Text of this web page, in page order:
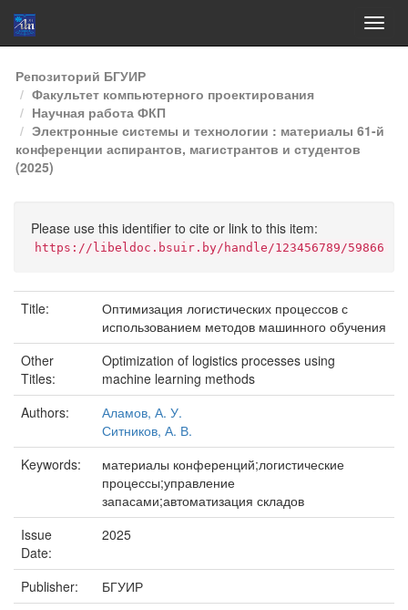
Skip
navigation
Репозиторий БГУИР
Факультет компьютерного проектирования
Научная работа ФКП
Электронные системы и технологии : материалы 61-й
конференции аспирантов, магистрантов и студентов
(2025)
Please use this identifier to cite or link to this item:
https://libeldoc.bsuir.by/handle/123456789/59866
Title:
Оптимизация логистических процессов с
использованием методов машинного обучения
Other
Titles:
Optimization of logistics processes using
machine learning methods
Authors:
Аламов, А. У.
Ситников, А. В.
Keywords:
материалы конференций;логистические
процессы;управление
запасами;автоматизация складов
Issue
Date:
2025
Publisher:
БГУИР